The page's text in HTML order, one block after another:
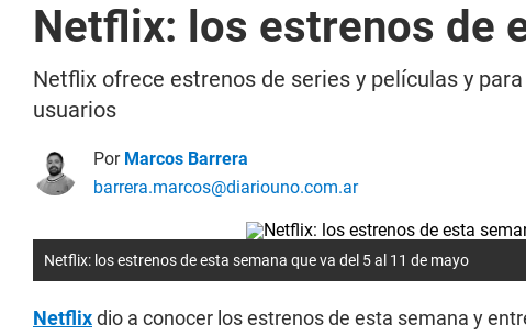
Netflix: los estrenos de
Netflix ofrece estrenos de series y películas y
usuarios
Por Marcos Barrera
barrera.marcos@diariouno.com.ar
Netflix: los estrenos de esta semana que va del 5 al 11 de mayo
Netflixdio a conocer los estrenos de esta semana y